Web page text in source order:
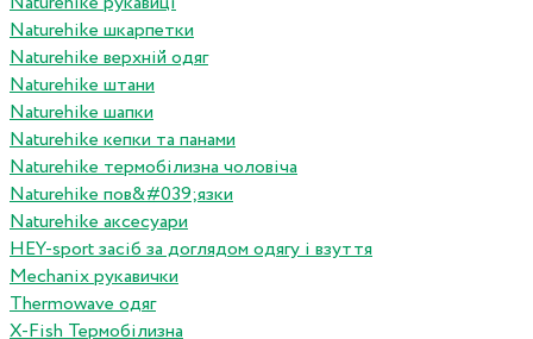
Naturehike шкарпетки
Naturehike верхній одяг
Naturehike штани
Naturehike шапки
Naturehike кепки та панами
Naturehike термобілизна чоловіча
Naturehike пов&#039;язки
Naturehike аксесуари
HEY-sport засіб за доглядом одягу і взуття
Mechanix рукавички
Thermowave одяг
X-Fish Термобілизна